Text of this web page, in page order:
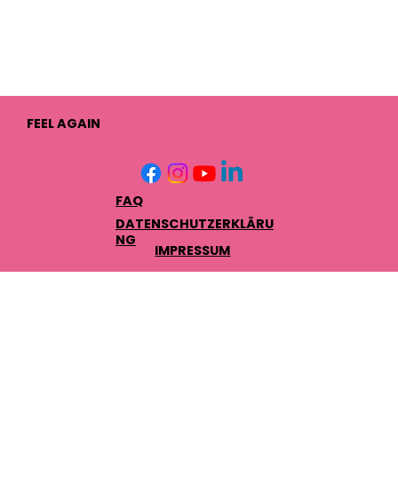
FEEL AGAIN
FAQ
DATENSCHUTZERKLÄRU
NG
IMPRESSUM